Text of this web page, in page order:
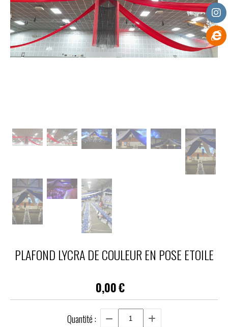
PLAFOND LYCRA DE COULEUR EN POSE ETOILE
0,00€
Quantité :